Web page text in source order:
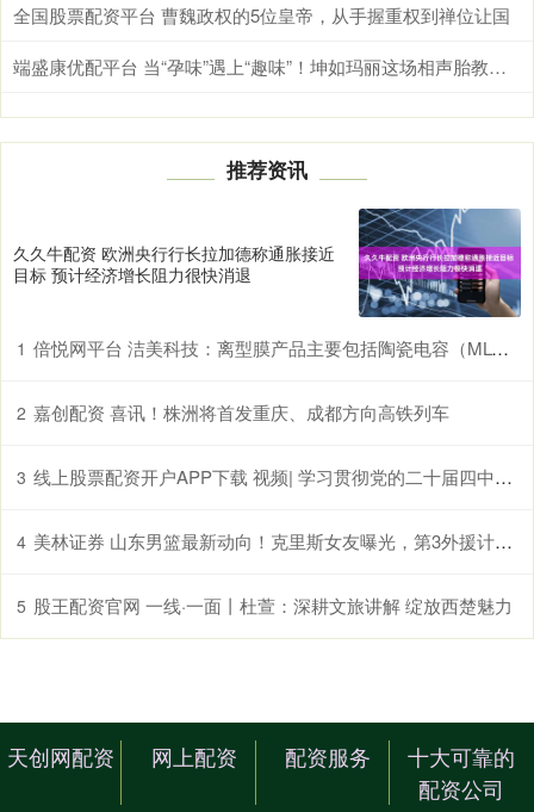
全国股票配资平台 曹魏政权的5位皇帝，从手握重权到禅位让国
端盛康优配平台 当“孕味”遇上“趣味”！坤如玛丽这场相声胎教会，全场笑点满满~
推荐资讯
久久牛配资 欧洲央行行长拉加德称通胀接近
目标 预计经济增长阻力很快消退
1 倍悦网平台 洁美科技：离型膜产品主要包括陶瓷电容（MLCC）生产用离型膜等
2 嘉创配资 喜讯！株洲将首发重庆、成都方向高铁列车
3 线上股票配资开户APP下载 视频| 学习贯彻党的二十届四中全会精神 吴清作宣讲报告上新闻联播
4 美林证券 山东男篮最新动向！克里斯女友曝光，第3外援计划公布，邱彪朝着成功迈进
5 股王配资官网 一线·一面丨杜萱：深耕文旅讲解 绽放西楚魅力
天创网配资 网上配资 配资服务
十大可靠的
配资公司